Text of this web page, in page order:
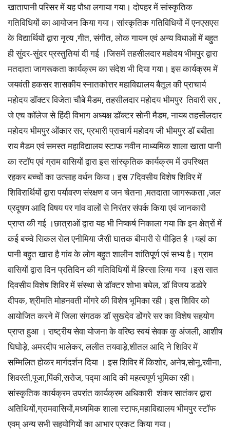
खातापानी परिसर में यह पौधा लगाया गया। दोपहर में सांस्कृतिक
गतिविधियों का आयोजन किया गया। सांस्कृतिक गतिविधियों में एनएसएस
के विद्यार्थियों द्वारा नृत्य ,गीत, संगीत, लोक गायन एवं अन्य विधाओं में बहुत
ही सुंदर-सुंदर प्रस्तुतियां दी गई ।जिसमें तहसीलदार महोदय भीमपुर द्वारा
मतदाता जागरूकता कार्यक्रम का संदेश भी दिया गया। इस कार्यक्रम में
जयवंती हकसर शासकीय स्नातकोत्तर महाविद्यालय बैतूल की प्राचार्य
महोदय डॉक्टर विजेता चौबे मैडम, तहसीलदार महोदय भीमपुर तिवारी सर ,
जे एच कॉलेज से हिंदी विभाग अध्यक्ष डॉक्टर सोनी मैडम, नायब तहसीलदार
महोदय भीमपुर ओंकार सर, प्रभारी प्राचार्य महोदय जी भीमपुर डॉ बबीता
राय मैडम एवं समस्त महाविद्यालय स्टाफ नवीन माध्यमिक शाला खाता पानी
का स्टॉप एवं ग्राम वासियों द्वारा इस सांस्कृतिक कार्यक्रम में उपस्थित
रहकर बच्चों का उत्साह वर्धन किया। इस 7दिवसीय विशेष शिविर में
शिविरार्थियों द्वारा पर्यावरण संरक्षण व जन चेतना ,मतदाता जागरूकता ,जल
प्रदूषण आदि विषय पर गांव वालों से निरंतर संपर्क किया एवं जानकारी
प्राप्त की गई ।छात्राओं द्वारा यह भी निष्कर्ष निकाला गया कि इन क्षेत्रों में
कई बच्चे सिकल सेल एनीमिया जैसी घातक बीमारी से पीड़ित है ।यहां का
पानी बहुत खारा है गांव के लोग बहुत शालीन शांतिपूर्ण एवं सभ्य है। ग्राम
वासियों द्वारा दिन प्रतिदिन की गतिविधियों में हिस्सा लिया गया ।इस सात
दिवसीय विशेष शिविर में संस्था से डॉक्टर शोभा बघेल, डॉ विजय डडोरे
दीपक, श्रीमति मोहनवती मोंगरे की विशेष भूमिका रही। इस शिविर को
आयोजित करने में जिला संगठक डॉ सुखदेव डोंगरे सर का विशेष सहयोग
प्राप्त हुआ । राष्ट्रीय सेवा योजना के वरिष्ठ स्वयं सेवक कु अंजली, आशीष
घिघोड़े, अमरदीप भालेकर, ललीत तयवाड़े,शीतल आदि ने शिविर में
सम्मिलित होकर मार्गदर्शन दिया । इस शिविर में किशोर, अनेष,सोनू,रवीना,
शिवरती,पूजा,पिंकी,सरोज, पद्मा आदि की महत्वपूर्ण भूमिका रही।
सांस्कृतिक कार्यक्रम उपरांत कार्यक्रम अधिकारी शंकर सातंकर द्वारा
अतिथियों,ग्रामवासियों,मध्यमिक शाला स्टाफ,महाविद्यालय भीमपुर स्टॉफ
एवम् अन्य सभी सहयोगियों का आभार प्रकट किया गया।